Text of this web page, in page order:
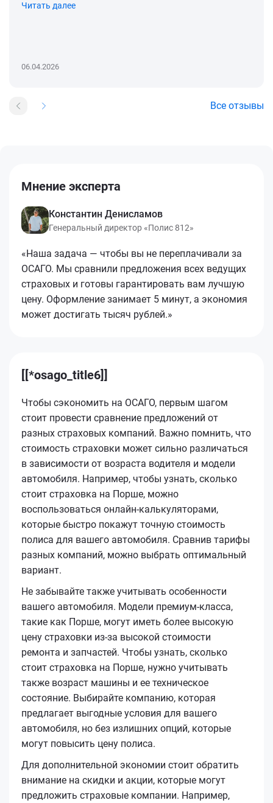
Читать далее
06.04.2026
Все отзывы
Мнение эксперта
Константин Денисламов
Генеральный директор «Полис 812»
«Наша задача — чтобы вы не переплачивали за
ОСАГО. Мы сравнили предложения всех ведущих
страховых и готовы гарантировать вам лучшую
цену. Оформление занимает 5 минут, а экономия
может достигать тысяч рублей.»
[[*osago_title6]]
Чтобы сэкономить на ОСАГО, первым шагом
стоит провести сравнение предложений от
разных страховых компаний. Важно помнить, что
стоимость страховки может сильно различаться
в зависимости от возраста водителя и модели
автомобиля. Например, чтобы узнать, сколько
стоит страховка на Порше, можно
воспользоваться онлайн-калькуляторами,
которые быстро покажут точную стоимость
полиса для вашего автомобиля. Сравнив тарифы
разных компаний, можно выбрать оптимальный
вариант.
Не забывайте также учитывать особенности
вашего автомобиля. Модели премиум-класса,
такие как Порше, могут иметь более высокую
цену страховки из-за высокой стоимости
ремонта и запчастей. Чтобы узнать, сколько
стоит страховка на Порше, нужно учитывать
также возраст машины и ее техническое
состояние. Выбирайте компанию, которая
предлагает выгодные условия для вашего
автомобиля, но без излишних опций, которые
могут повысить цену полиса.
Для дополнительной экономии стоит обратить
внимание на скидки и акции, которые могут
предложить страховые компании. Например,